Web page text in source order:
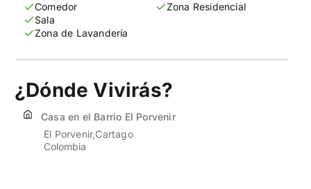
Comedor
Sala
Zona de Lavandería
Zona Residencial
¿Dónde Vivirás?
Casa en el Barrio El Porvenir
El Porvenir Cartago
Colombia